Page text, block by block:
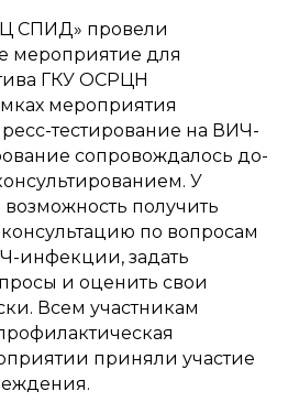
СПИД» провели
мероприятие для
ГКУ ОСРЦН
мероприятия
тестирование на ВИЧ-
сопровождалось до-
У
получить
по вопросам
инфекции, задать
и оценить свои
Всем участникам
приняли участие